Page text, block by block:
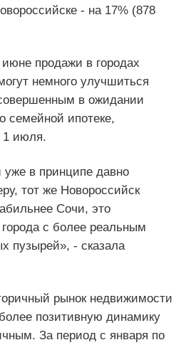
- на 17% (878
продажи в городах
немного улучшиться
в ожидании
семейной ипотеке,
1 июля.
в принципе давно
тот же Новороссийск
Сочи, это
с более реальным
пузырей», - сказала
рынок недвижимости
позитивную динамику
За период с января по